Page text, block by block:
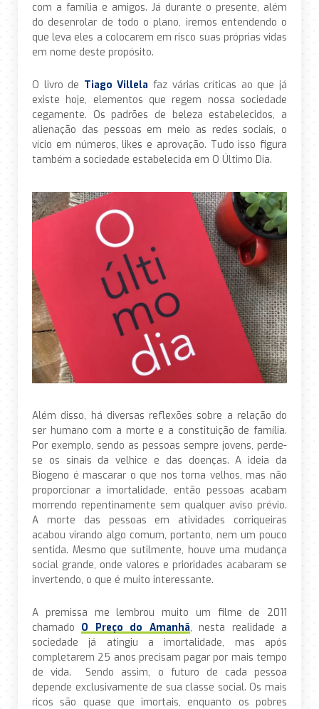
com a família e amigos. Já durante o presente, além
do desenrolar de todo o plano, iremos entendendo o
que leva eles a colocarem em risco suas próprias vidas
em nome deste propósito.
O livro de Tiago Villela faz várias críticas ao que já
existe hoje, elementos que regem nossa sociedade
cegamente. Os padrões de beleza estabelecidos, a
alienação das pessoas em meio as redes sociais, o
vício em números, likes e aprovação. Tudo isso figura
também a sociedade estabelecida em O Último Dia.
Além disso, há diversas reflexões sobre a relação do
ser humano com a morte e a constituição de família.
Por exemplo, sendo as pessoas sempre jovens, perde-
se os sinais da velhice e das doenças. A ideia da
Biogeno é mascarar o que nos torna velhos, mas não
proporcionar a imortalidade, então pessoas acabam
morrendo repentinamente sem qualquer aviso prévio.
A morte das pessoas em atividades corriqueiras
acabou virando algo comum, portanto, nem um pouco
sentida. Mesmo que sutilmente, houve uma mudança
social grande, onde valores e prioridades acabaram se
invertendo, o que é muito interessante.
A premissa me lembrou muito um filme de 2011
chamado O Preço do Amanhã , nesta realidade a
sociedade já atingiu a imortalidade, mas após
completarem 25 anos precisam pagar por mais tempo
de vida. Sendo assim, o futuro de cada pessoa
depende exclusivamente de sua classe social. Os mais
ricos são quase que imortais, enquanto os pobres